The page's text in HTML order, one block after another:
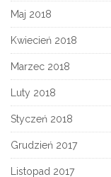
Maj 2018
Kwiecień 2018
Marzec 2018
Luty 2018
Styczeń 2018
Grudzień 2017
Listopad 2017